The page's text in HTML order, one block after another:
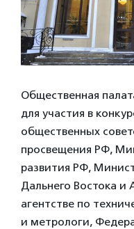
Общественная
для участия в
общественных
просвещения РФ,
развития РФ,
Дальнего Востока
агентстве по
и метрологи,